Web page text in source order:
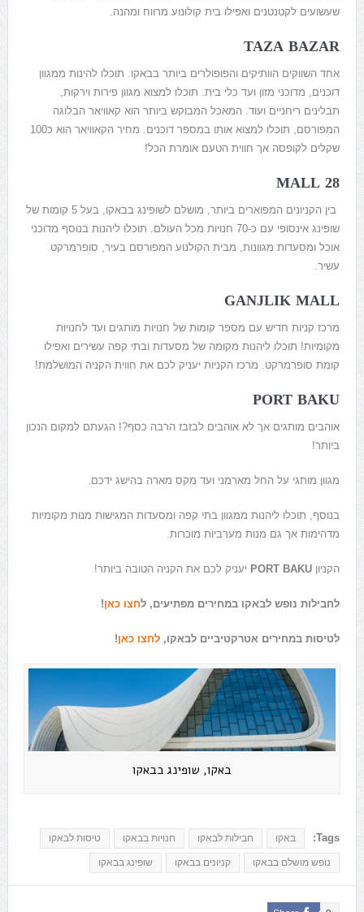
שעשועים לקטנטנים ואפילו בית קולונוע מרווח ומהנה.
TAZA BAZAR
אחד השווקים הוותיקים והפופולרים ביותר בבאקו. תוכלו להינות ממגוון
דוכנים, מדוכני מזון ועד כלי בית. תוכלו למצוא מגוון פירות וירקות,
תבלינים ריחניים ועוד. המאכל המבוקש ביותר הוא קאוויאר הבלוגה
המפורסם, תוכלו למצוא אותו במספר דוכנים. מחיר הקאוויאר הוא כ100
שקלים לקופסה אך חווית הטעם אומרת הכל!
MALL 28
בין הקניונים המפוארים ביותר, מושלם לשופינג בבאקו, בעל 5 קומות של
שופינג אינסופי עם כ-70 חנויות מכל העולם. תוכלו ליהנות בנוסף מדוכני
אוכל ומסעדות מגוונות, מבית הקולנוע המפורסם בעיר, סופרמרקט
עשיר.
GANJLIK MALL
מרכז קניות חדיש עם מספר קומות של חנויות מותגים ועד לחנויות
מקומיות! תוכלו ליהנות מקומה של מסעדות ובתי קפה עשירים ואפילו
קומת סופרמרקט. מרכז הקניות יעניק לכם את חווית הקניה המושלמת!
PORT BAKU
אוהבים מותגים אך לא אוהבים לבזבז הרבה כסף?! הגעתם למקום הנכון
ביותר!
מגוון מותגי על החל מארמני ועד מקס מארה בהישג ידכם.
בנוסף, תוכלו ליהנות ממגוון בתי קפה ומסעדות המגישות מנות מקומיות
מדהימות אך גם מנות מערביות מוכרות.
הקניון PORT BAKU יעניק לכם את הקניה הטובה ביותר!
לחבילות נופש לבאקו במחירים מפתיעים, לחצו כאן!
לטיסות במחירים אטרקטיביים לבאקו, לחצו כאן!
באקו, שופינג בבאקו
Tags: באקו חבילות לבאקו חנויות בבאקו טיסות לבאקו
נופש מושלם בבאקו קניונים בבאקו שופינג בבאקו